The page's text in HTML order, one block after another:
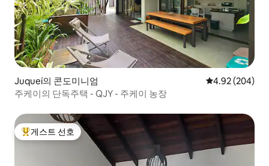
Juqueí의 콘도미니엄 평점 4.92점(5
4.92 (204)
주케이의 단독주택 - QJY - 주케이 농장
상위 게스트 선호
게스트 선호